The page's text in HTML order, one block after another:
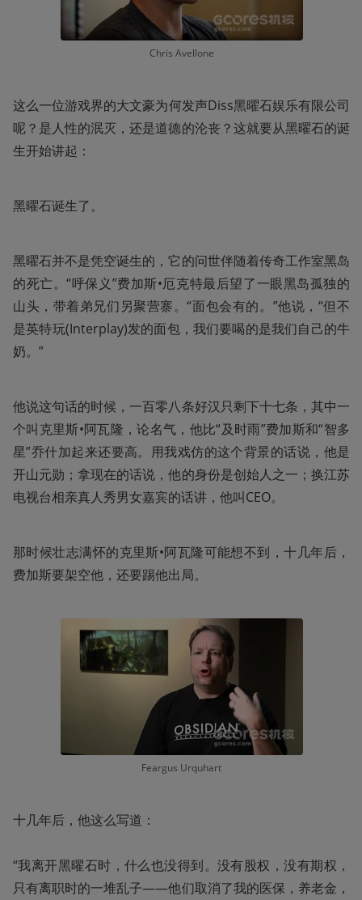
Chris Avellone
这么一位游戏界的大文豪为何发声Diss黑曜石娱乐有限公司
呢？是人性的泯灭，还是道德的沦丧？这就要从黑曜石的诞
生开始讲起：
黑曜石诞生了。
黑曜石并不是凭空诞生的，它的问世伴随着传奇工作室黑岛
的死亡。“呼保义”费加斯•厄克特最后望了一眼黑岛孤独的
山头，带着弟兄们另聚营寨。“面包会有的。”他说，“但不
是英特玩(Interplay)发的面包，我们要喝的是我们自己的牛
奶。”
他说这句话的时候，一百零八条好汉只剩下十七条，其中一
个叫克里斯•阿瓦隆，论名气，他比“及时雨”费加斯和“智多
星”乔什加起来还要高。用我戏仿的这个背景的话说，他是
开山元勋；拿现在的话说，他的身份是创始人之一；换江苏
电视台相亲真人秀男女嘉宾的话讲，他叫CEO。
那时候壮志满怀的克里斯•阿瓦隆可能想不到，十几年后，
费加斯要架空他，还要踢他出局。
Feargus Urquhart
十几年后，他这么写道：
“我离开黑曜石时，什么也没得到。没有股权，没有期权，
只有离职时的一堆乱子——他们取消了我的医保，养老金，